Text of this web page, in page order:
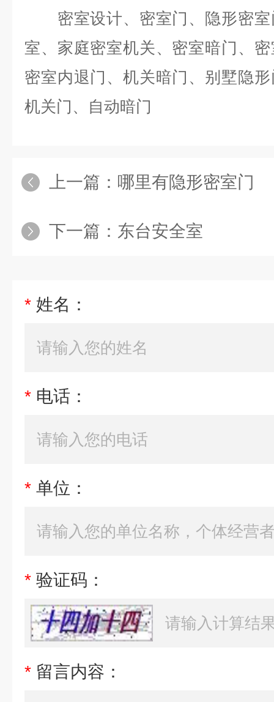
密室设计、密室门、隐形密室
室、家庭密室机关、密室暗门、
密室内退门、机关暗门、别墅隐
机关门、自动暗门
上一篇： 哪里有隐形密室门
下一篇： 东台安全室
* 姓名：
* 电话：
* 单位：
* 验证码：
* 留言内容：